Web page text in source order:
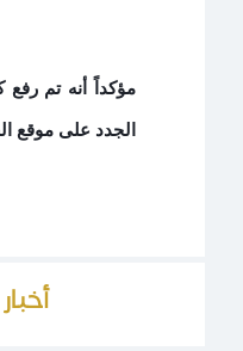
مؤكداً أنه تم
الجدد على موقع